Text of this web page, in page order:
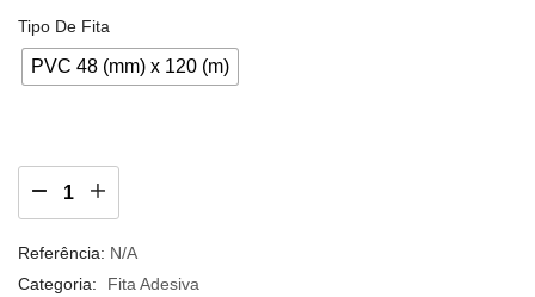
Tipo De Fita
PVC 48 (mm) x 120 (m)
Referência: N/A
Categoria:
Fita Adesiva